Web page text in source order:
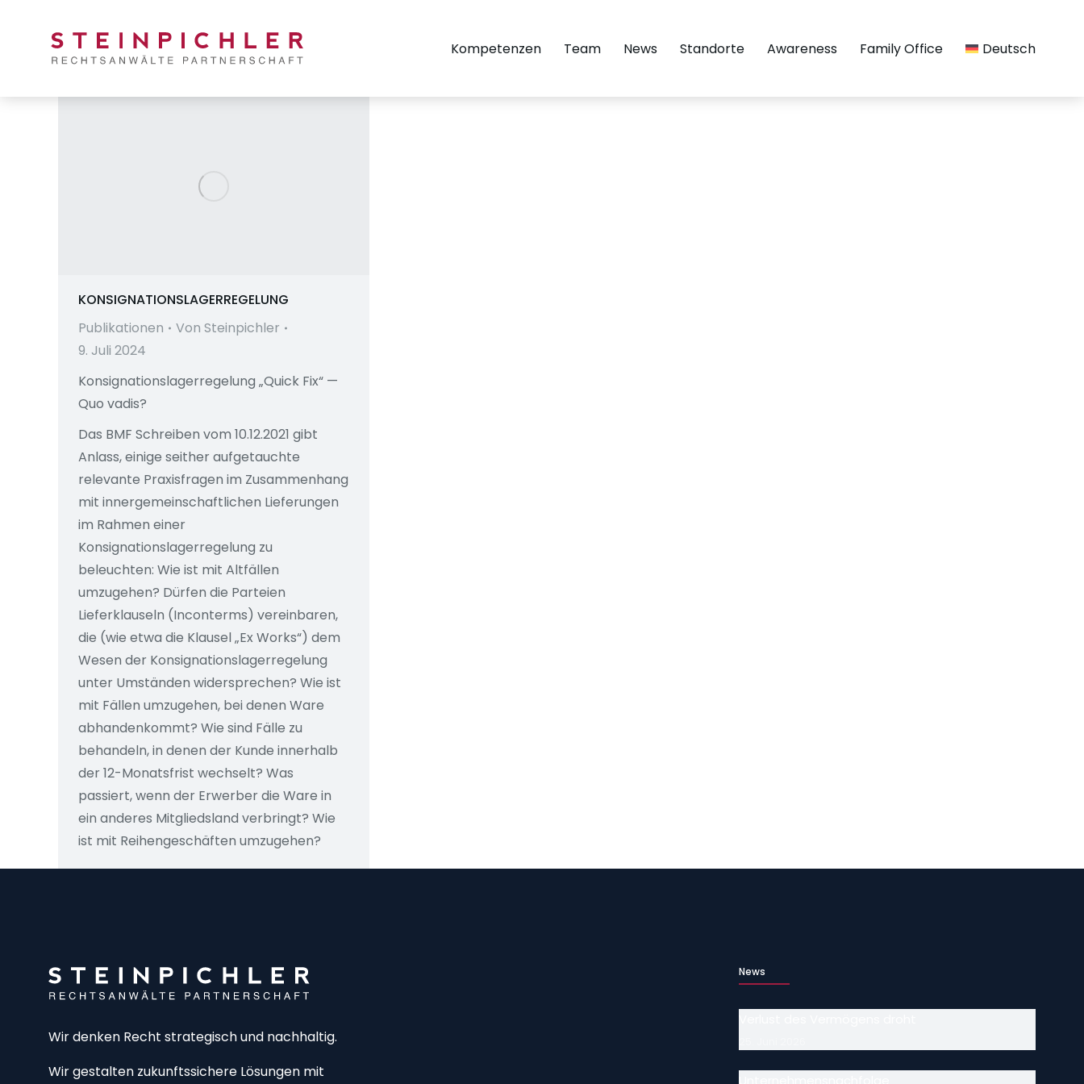
Kompetenzen Team News Standorte Awareness Family Office Deutsch
KONSIGNATIONSLAGERREGELUNG
Publikationen
Von Steinpichler
9. Juli 2024
Konsignationslagerregelung „Quick Fix“ —
Quo vadis?
Das BMF Schreiben vom 10.12.2021 gibt
Anlass, einige seither aufgetauchte
relevante Praxisfragen im Zusammenhang
mit innergemeinschaftlichen Lieferungen
im Rahmen einer
Konsignationslagerregelung zu
beleuchten: Wie ist mit Altfällen
umzugehen? Dürfen die Parteien
Lieferklauseln (Inconterms) vereinbaren,
die (wie etwa die Klausel „Ex Works“) dem
Wesen der Konsignationslagerregelung
unter Umständen widersprechen? Wie ist
mit Fällen umzugehen, bei denen Ware
abhandenkommt? Wie sind Fälle zu
behandeln, in denen der Kunde innerhalb
der 12-Monatsfrist wechselt? Was
passiert, wenn der Erwerber die Ware in
ein anderes Mitgliedsland verbringt? Wie
ist mit Reihengeschäften umzugehen?
Wir denken Recht strategisch und nachhaltig.
Wir gestalten zukunftssichere Lösungen mit
News